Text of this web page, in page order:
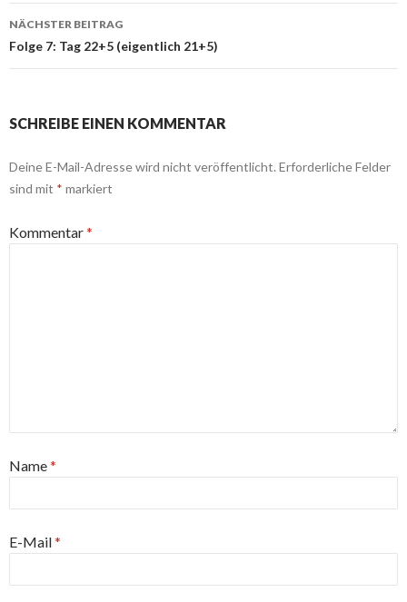
NÄCHSTER BEITRAG
Folge 7: Tag 22+5 (eigentlich 21+5)
SCHREIBE EINEN KOMMENTAR
Deine E-Mail-Adresse wird nicht veröffentlicht. Erforderliche Felder
sind mit * markiert
Kommentar*
Name*
E-Mail*